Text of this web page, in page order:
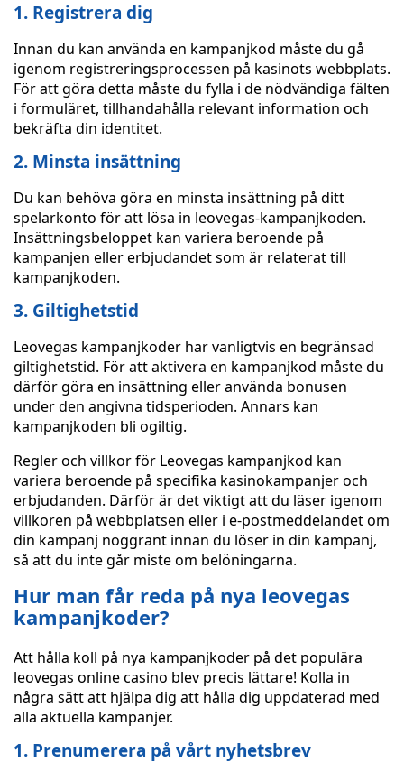
1. Registrera dig
Innan du kan använda en kampanjkod måste du gå
igenom registreringsprocessen på kasinots webbplats.
För att göra detta måste du fylla i de nödvändiga fälten
i formuläret, tillhandahålla relevant information och
bekräfta din identitet.
2. Minsta insättning
Du kan behöva göra en minsta insättning på ditt
spelarkonto för att lösa in leovegas-kampanjkoden.
Insättningsbeloppet kan variera beroende på
kampanjen eller erbjudandet som är relaterat till
kampanjkoden.
3. Giltighetstid
Leovegas kampanjkoder har vanligtvis en begränsad
giltighetstid. För att aktivera en kampanjkod måste du
därför göra en insättning eller använda bonusen
under den angivna tidsperioden. Annars kan
kampanjkoden bli ogiltig.
Regler och villkor för Leovegas kampanjkod kan
variera beroende på specifika kasinokampanjer och
erbjudanden. Därför är det viktigt att du läser igenom
villkoren på webbplatsen eller i e-postmeddelandet om
din kampanj noggrant innan du löser in din kampanj,
så att du inte går miste om belöningarna.
Hur man får reda på nya leovegas
kampanjkoder?
Att hålla koll på nya kampanjkoder på det populära
leovegas online casino blev precis lättare! Kolla in
några sätt att hjälpa dig att hålla dig uppdaterad med
alla aktuella kampanjer.
1. Prenumerera på vårt nyhetsbrev